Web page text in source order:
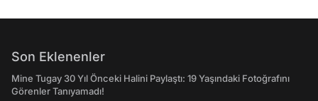
Son Eklenenler
Mine Tugay 30 Yıl Önceki Halini Paylaştı: 19 Yaşındaki Fotoğrafını
Görenler Tanıyamadı!